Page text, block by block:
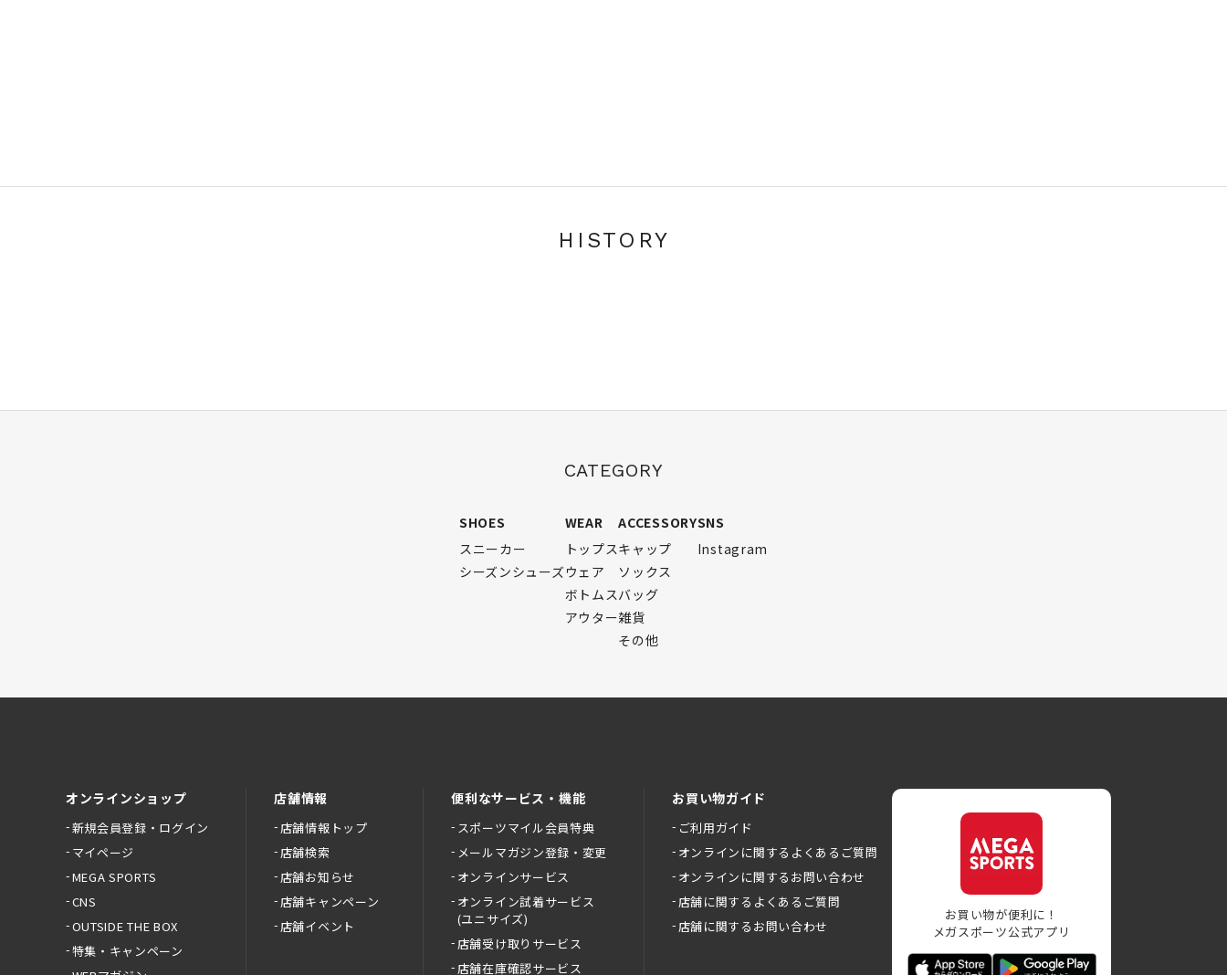
HISTORY
CATEGORY
SHOES
スニーカー
シーズンシューズ
WEAR
トップス
ウェア
ボトムス
アウター
ACCESSORY
キャップ
ソックス
バッグ
雑貨
その他
SNS
Instagram
オンラインショップ
新規会員登録・ログイン
マイページ
MEGA SPORTS
CNS
OUTSIDE THE BOX
特集・キャンペーン
店舗情報
店舗情報トップ
店舗検索
店舗お知らせ
店舗キャンペーン
店舗イベント
便利なサービス・機能
スポーツマイル会員特典
メールマガジン登録・変更
オンラインサービス
オンライン試着サービス
(ユニサイズ)
店舗受け取りサービス
店舗在庫確認サービス
お買い物ガイド
ご利用ガイド
オンラインに関するよくあるご質問
オンラインに関するお問い合わせ
店舗に関するよくあるご質問
店舗に関するお問い合わせ
お買い物が便利に！
メガスポーツ公式アプリ